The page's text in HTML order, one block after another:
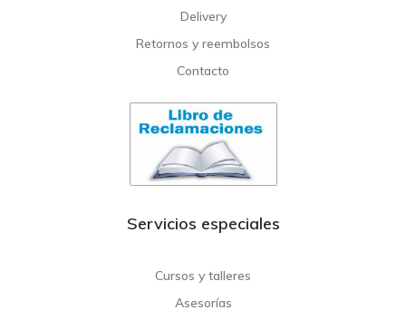
Delivery
Retornos y reembolsos
Contacto
Servicios especiales
Cursos y talleres
Asesorías